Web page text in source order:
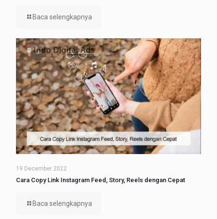
Baca selengkapnya
19 December 2022
Cara Copy Link Instagram Feed, Story, Reels dengan Cepat
Baca selengkapnya